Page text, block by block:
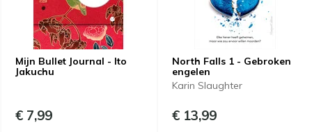
Mijn Bullet Journal - Ito
Jakuchu
€ 7,99
North Falls 1 - Gebroken
engelen
Karin Slaughter
€ 13,99